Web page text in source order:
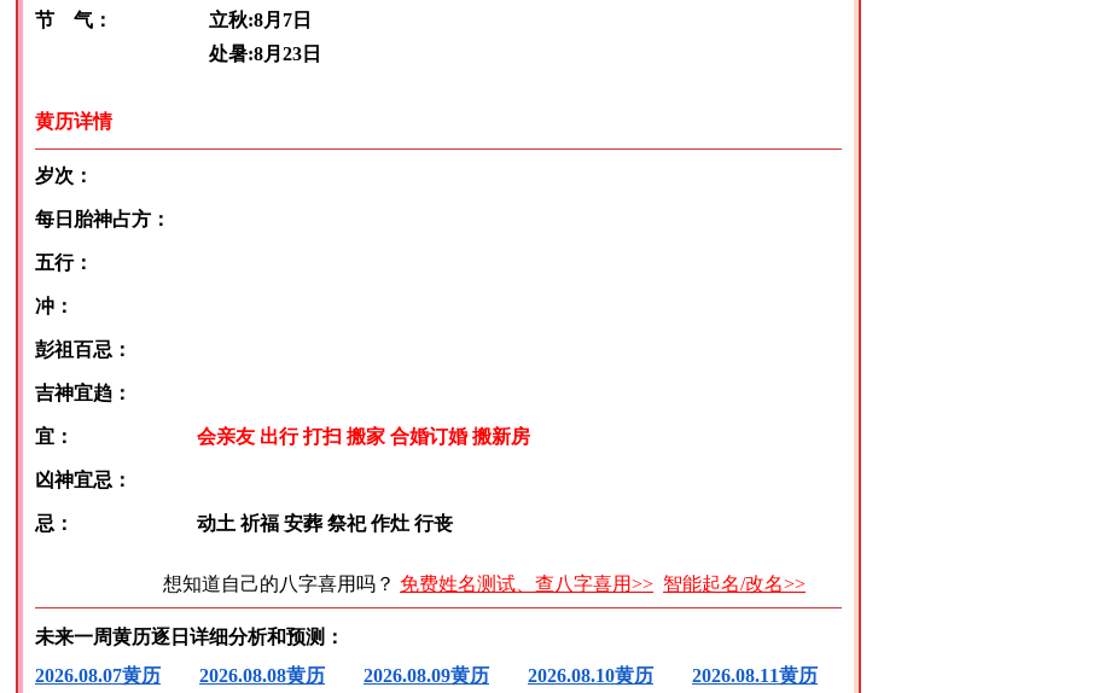
节 气：
立秋:8月7日
处暑:8月23日
黄历详情
岁次：
每日胎神占方：
五行：
冲：
彭祖百忌：
吉神宜趋：
宜： 会亲友 出行 打扫 搬家 合婚订婚 搬新房
凶神宜忌：
忌： 动土 祈福 安葬 祭祀 作灶 行丧
想知道自己的八字喜用吗？ 免费姓名测试、查八字喜用>> 智能起名/改名>>
未来一周黄历逐日详细分析和预测：
2026.08.07黄历
2026.08.08黄历 2026.08.09黄历 2026.08.10黄历
2026.08.11黄历